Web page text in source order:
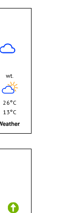
wt.
26°C
13°C